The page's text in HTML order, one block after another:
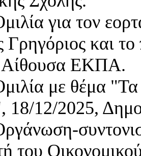
για τον
και
ΕΚΠΑ.
με θέμα
18/12/2025,
του